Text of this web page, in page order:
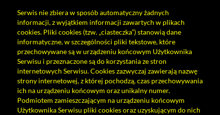
Historia wyszukiwania
Nowości
Twoja półka
Zaproponuj zakup
Serwis nie zbiera w sposób automatyczny żadnych
informacji, z wyjątkiem informacji zawartych w plikach
cookies. Pliki cookies (tzw. „ciasteczka”) stanowią dane
informatyczne, w szczególności pliki tekstowe, które
przechowywane są w urządzeniu końcowym Użytkownika
Serwisu i przeznaczone są do korzystania ze stron
internetowych Serwisu. Cookies zazwyczaj zawierają nazwę
strony internetowej, z której pochodzą, czas przechowywania
ich na urządzeniu końcowym oraz unikalny numer.
Podmiotem zamieszczającym na urządzeniu końcowym
Użytkownika Serwisu pliki cookies oraz uzyskującym do nich